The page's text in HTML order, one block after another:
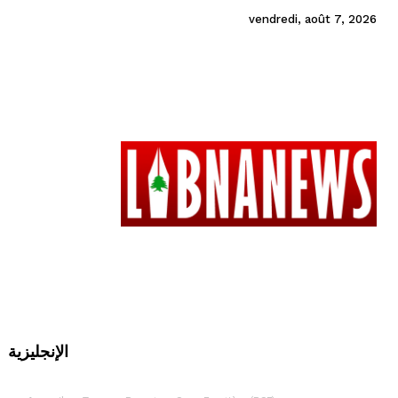
vendredi, août 7, 2026
الإنجليزية